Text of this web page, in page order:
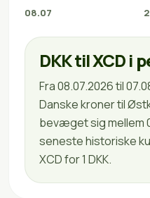
08.07
DKK til XCD i
Fra 08.07.2026 til
Danske kroner til
bevæget sig mellem
seneste historiske
XCD for 1 DKK.